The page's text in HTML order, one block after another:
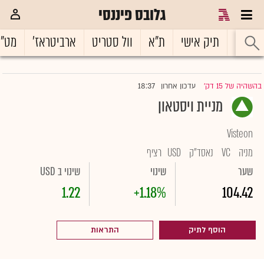
גלובס פיננסי
ראשי תיק אישי ת"א וול סטריט ארביטראז'
בהשהיה של 15 דק' |עדכון אחרון 18:37
מניית ויסטאון
Visteon
מניה VC נאסד"ק USD רציף
שער
104.42
שינוי
+1.18%
שינוי ב USD
1.22
הוסף לתיק התראות